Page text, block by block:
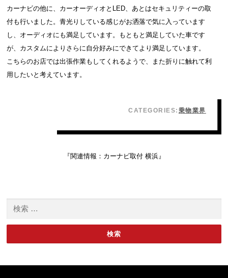
カーナビの他に、カーオーディオとLED、あとはセキュリティーの取
付も行いました。青光りしている感じがお洒落で気に入っています
し、オーディオにも満足しています。もともと満足していた車です
が、カスタムによりさらに自分好みにできてより満足しています。
こちらのお店では出張作業もしてくれるようで、また折りに触れて利
用したいと考えています。
CATEGORIES: 乗物業界
『関連情報： カーナビ取付 横浜』
検索: